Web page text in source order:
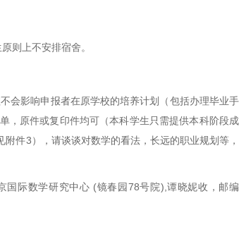
则上不安排宿舍。
会影响申报者在原学校的培养计划（包括办理毕业手
原件或复印件均可（本科学生只需提供本科阶段成
附件3），请谈谈对数学的看法，长远的职业规划等，
际数学研究中心 (镜春园78号院),谭晓妮收，邮编